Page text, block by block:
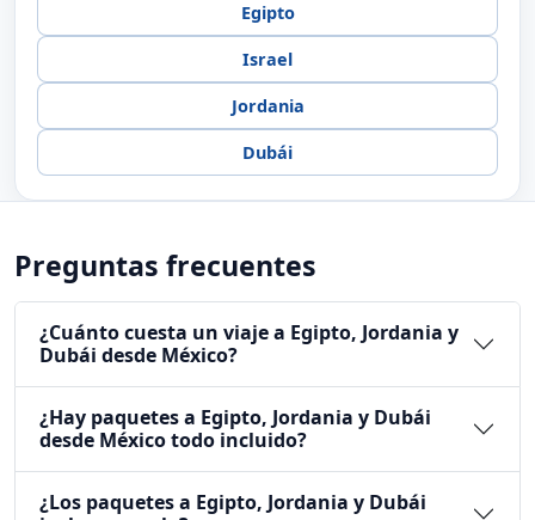
Egipto
Israel
Jordania
Dubái
Preguntas frecuentes
¿Cuánto cuesta un viaje a Egipto, Jordania y
Dubái desde México?
¿Hay paquetes a Egipto, Jordania y Dubái
desde México todo incluido?
¿Los paquetes a Egipto, Jordania y Dubái